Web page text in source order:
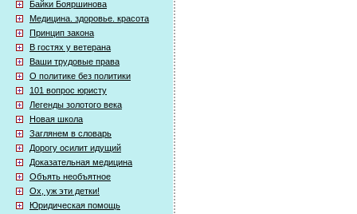
Байки Бояршинова
Медицина. здоровье. красота
Принцип закона
В гостях у ветерана
Ваши трудовые права
О политике без политики
101 вопрос юристу
Легенды золотого века
Новая школа
Заглянем в словарь
Дорогу осилит идущий
Доказательная медицина
Объять необъятное
Ох, уж эти детки!
Юридическая помощь